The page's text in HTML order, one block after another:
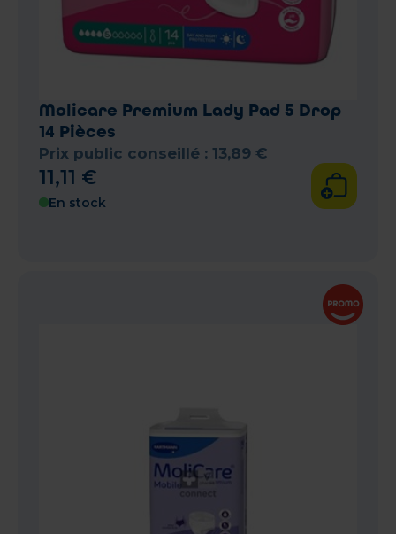
Molicare Premium Lady Pad 5 Drop
14 Pièces
Prix public conseillé : 13,89 €
11,11 €
En stock